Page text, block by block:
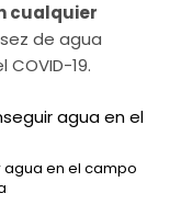
cualquier
de agua
19.
en el campo